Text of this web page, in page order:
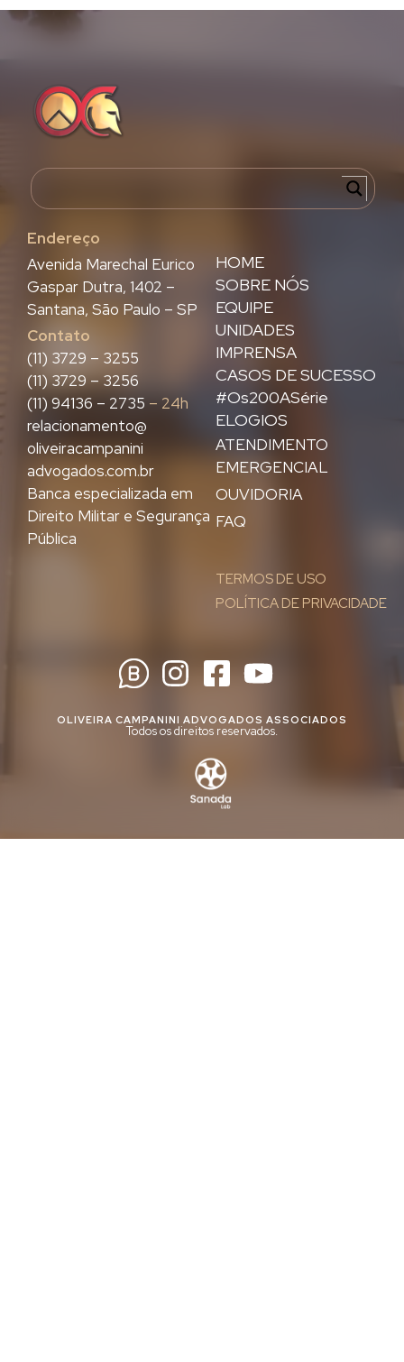
Endereço
HOME
SOBRE NÓS
EQUIPE
UNIDADES
IMPRENSA
CASOS DE SUCESSO
#Os200ASérie
ELOGIOS
ATENDIMENTO
EMERGENCIAL
OUVIDORIA
FAQ
TERMOS DE USO
POLÍTICA DE PRIVACIDADE
Avenida Marechal Eurico
Gaspar Dutra, 1402 –
Santana, São Paulo – SP
Contato
(11) 3729 – 3255
(11) 3729 – 3256
(11) 94136 – 2735 – 24h
relacionamento@
oliveiracampanini
advogados.com.br
Banca especializada em
Direito Militar e Segurança
Pública
OLIVEIRA CAMPANINI ADVOGADOS ASSOCIADOS
Todos os direitos reservados.